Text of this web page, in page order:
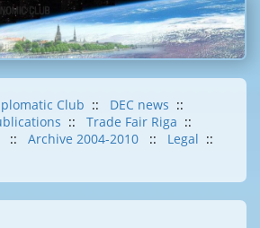
Club :: DEC news ::
:: Trade Fair Riga ::
:: Archive 2004-2010 :: Legal ::